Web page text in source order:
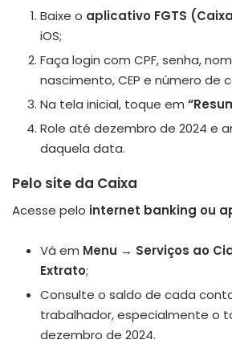
Baixe o aplicativo FGTS
iOS;
Faça login com CPF, senha,
nascimento, CEP e número de
Na tela inicial, toque em
Role até dezembro de 2024 e
daquela data.
Pelo site da Caixa
Acesse pelo internet banking ou
Vá em Menu → Serviços ao
Extrato;
Consulte o saldo de cada
trabalhador, especialmente o
dezembro de 2024.